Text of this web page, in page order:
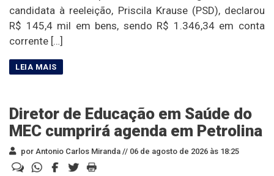
candidata à reeleição, Priscila Krause (PSD), declarou
R$ 145,4 mil em bens, sendo R$ 1.346,34 em conta
corrente […]
Diretor de Educação em Saúde do
MEC cumprirá agenda em Petrolina
por Antonio Carlos Miranda // 06 de agosto de 2026 às 18:25